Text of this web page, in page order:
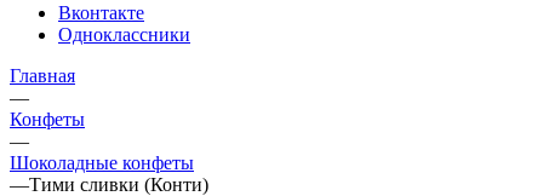
Вконтакте
Одноклассники
Главная
—
Конфеты
—
Шоколадные конфеты
—Тими сливки (Конти)